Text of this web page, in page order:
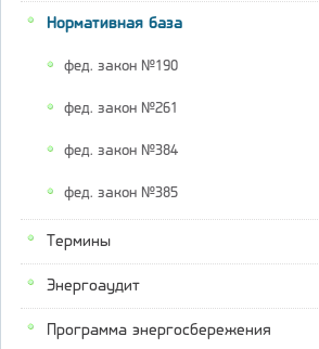
Нормативная база
фед. закон №190
фед. закон №261
фед. закон №384
фед. закон №385
Термины
Энергоаудит
Программа энергосбережения